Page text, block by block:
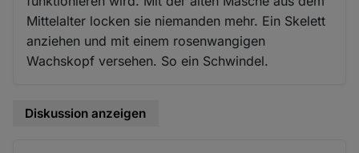
Mittelalter locken sie niemanden mehr. Ein Skelett
anziehen und mit einem rosenwangigen
Wachskopf versehen. So ein Schwindel.
Diskussion anzeigen